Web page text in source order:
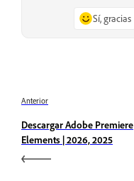
Sí, gracias
Anterior
Descargar Adobe Premiere
Elements | 2026, 2025